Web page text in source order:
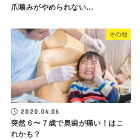
爪噛みがやめられない…
その他
2020.04.06
突然６〜７歳で奥歯が痛い！はこ
れかも？